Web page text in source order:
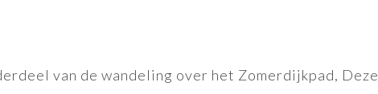
van de wandeling over het Zomerdijkpad, Deze